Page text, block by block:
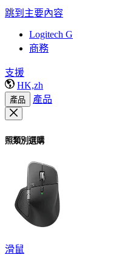
跳到主要內容
Logitech G
商務
支援
HK,zh
產品 產品
照類別選購
滑鼠